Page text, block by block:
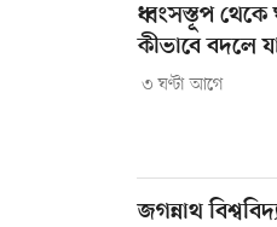
ধ্বংসস্তূপ থেকে
কীভাবে বদলে
৩ ঘণ্টা আগে
জগন্নাথ